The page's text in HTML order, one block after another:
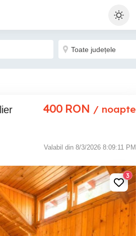
400 RON / noapte
Valabil din 8/3/2026 8:09:11 PM
3